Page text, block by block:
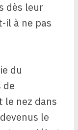
dès leur
il à ne pas
du
de
nez dans
le